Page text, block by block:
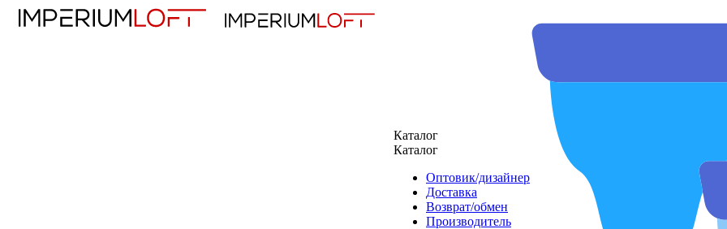
Каталог
Каталог
Оптовик/дизайнер
Доставка
Возврат/обмен
Производитель